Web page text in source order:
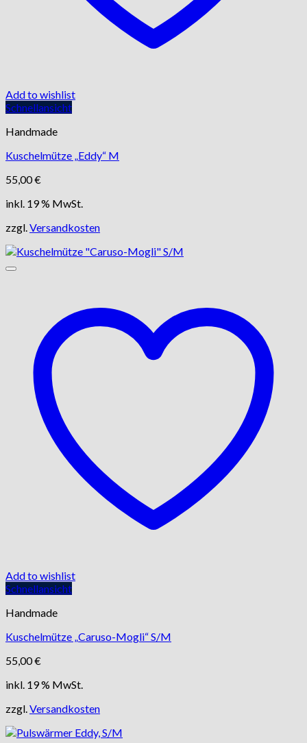
Add to wishlist
Schnellansicht
Handmade
Kuschelmütze „Eddy“ M
55,00€
inkl. 19 % MwSt.
zzgl.Versandkosten
Add to wishlist
Schnellansicht
Handmade
Kuschelmütze „Caruso-Mogli“ S/M
55,00€
inkl. 19 % MwSt.
zzgl.Versandkosten